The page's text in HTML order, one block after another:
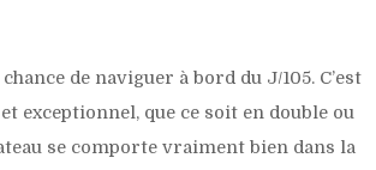
de naviguer à bord du J/105. C’est
exceptionnel, que ce soit en double ou
se comporte vraiment bien dans la